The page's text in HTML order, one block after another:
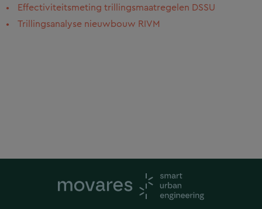
Effectiviteitsmeting trillingsmaatregelen DSSU
Trillingsanalyse nieuwbouw RIVM